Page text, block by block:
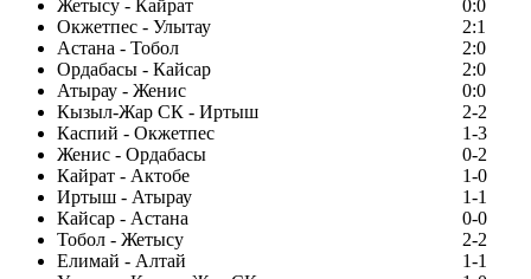
Жетысу - Кайрат
0:0
Окжетпес - Улытау
2:1
Астана - Тобол
2:0
Ордабасы - Кайсар
2:0
Атырау - Женис
0:0
Кызыл-Жар СК - Иртыш
2-2
Каспий - Окжетпес
1-3
Женис - Ордабасы
0-2
Кайрат - Актобе
1-0
Иртыш - Атырау
1-1
Кайсар - Астана
0-0
Тобол - Жетысу
2-2
Елимай - Алтай
1-1